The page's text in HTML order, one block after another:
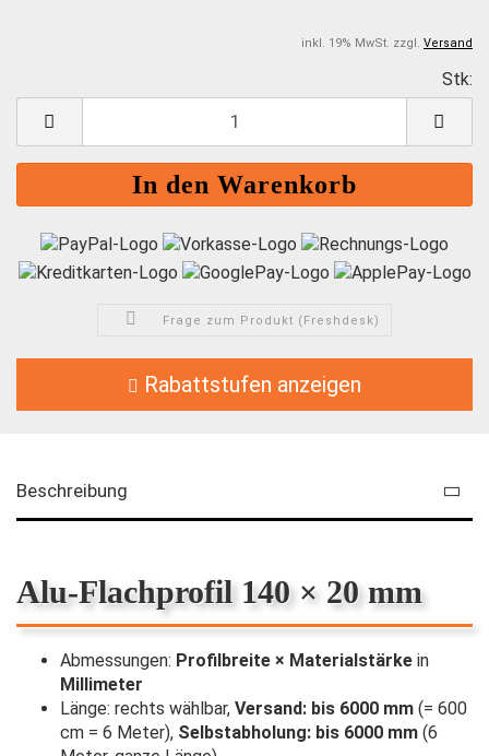
inkl. 19% MwSt. zzgl. Versand
Stk:
Frage zum Produkt (Freshdesk)
Rabattstufen anzeigen
Beschreibung
Alu-Flachprofil 140 × 20 mm
Abmessungen: Profilbreite × Materialstärke in
Millimeter
Länge: rechts wählbar, Versand: bis 6000 mm (= 600
cm = 6 Meter), Selbstabholung: bis 6000 mm (6